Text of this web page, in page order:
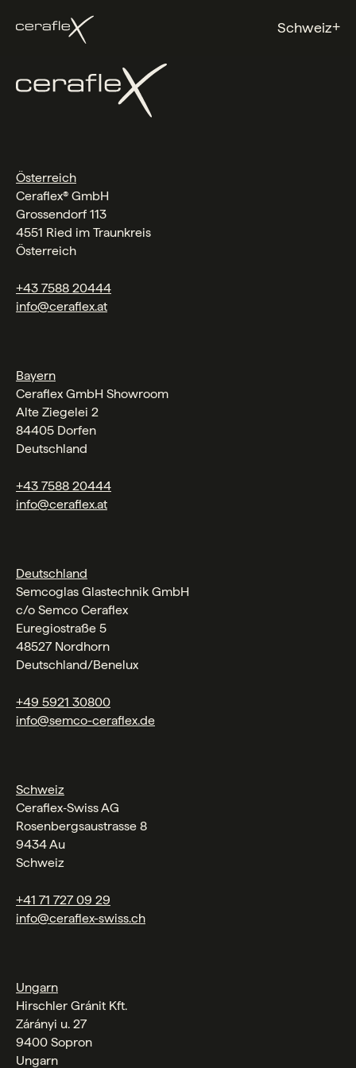
Schweiz+
Österreich
Ceraflex® GmbH
Grossendorf 113
4551 Ried im Traunkreis
Österreich
+43 7588 20444
info@ceraflex.at
Bayern
Ceraflex GmbH Showroom
Alte Ziegelei 2
84405 Dorfen
Deutschland
+43 7588 20444
info@ceraflex.at
Deutschland
Semcoglas Glastechnik GmbH
c/o Semco Ceraflex
Euregiostraße 5
48527 Nordhorn
Deutschland/Benelux
+49 5921 30800
info@semco-ceraflex.de
Schweiz
Ceraflex‑Swiss AG
Rosenbergsaustrasse 8
9434 Au
Schweiz
+41 71 727 09 29
info@ceraflex-swiss.ch
Ungarn
Hirschler Gránit Kft.
Zárányi u. 27
9400 Sopron
Ungarn